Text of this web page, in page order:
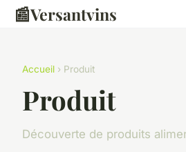
📰Versantvins
Accueil › Produit
Produit
Découverte de produits